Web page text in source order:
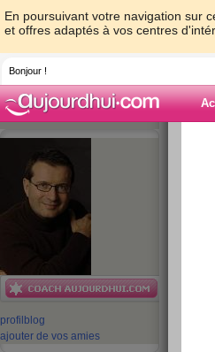
En poursuivant votre navigation sur
et offres adaptés à vos centres
Bonjour !
profil blog
ajouter de vos amies